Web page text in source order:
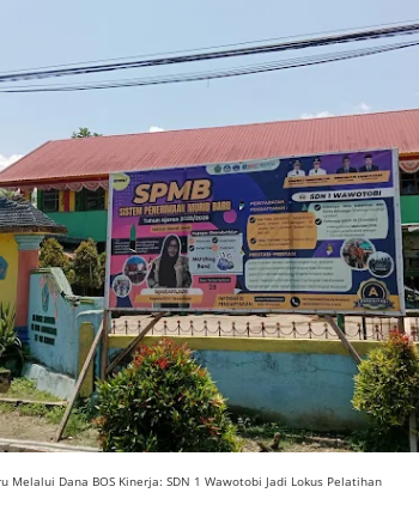
Melalui Dana BOS Kinerja: SDN 1 Wawotobi Jadi Lokus Pelatihan